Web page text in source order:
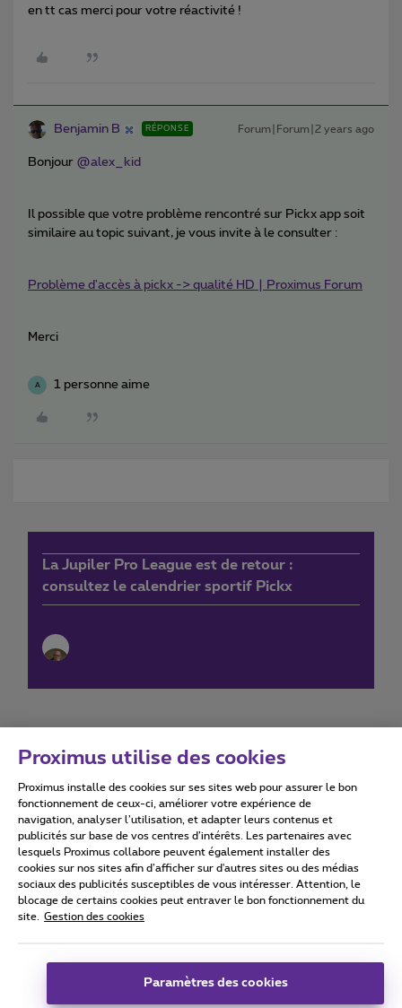
en tt cas merci pour votre réactivité !
Benjamin B RÉPONSE Forum|Forum|2 years ago
Bonjour @alex_kid
Il possible que votre problème rencontré sur Pickx app soit
similaire au topic suivant, je vous invite à le consulter :
Problème d'accès à pickx -> qualité HD | Proximus Forum
Merci
A 1 personne aime
La Jupiler Pro League est de retour :
consultez le calendrier sportif Pickx
Conditions d'utilisation Accessibility statement
Tous droits réservés. © 2026
Conditions générales, info consommateur
Coordonnées de l’entreprise
Proximus utilise des cookies
Proximus installe des cookies sur ses sites web pour assurer le bon
fonctionnement de ceux-ci, améliorer votre expérience de
navigation, analyser l’utilisation, et adapter leurs contenus et
publicités sur base de vos centres d’intérêts. Les partenaires avec
lesquels Proximus collabore peuvent également installer des
cookies sur nos sites afin d’afficher sur d'autres sites ou des médias
sociaux des publicités susceptibles de vous intéresser. Attention, le
blocage de certains cookies peut entraver le bon fonctionnement du
site.
Gestion des cookies
Paramètres des cookies